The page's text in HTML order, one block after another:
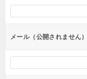
シ
ンメール（公開されません）